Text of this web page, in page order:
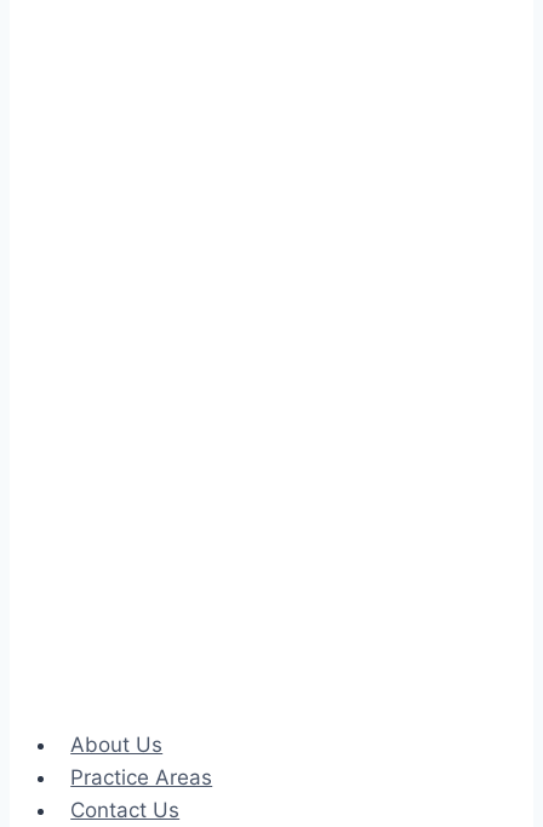
About Us
Practice Areas
Contact Us